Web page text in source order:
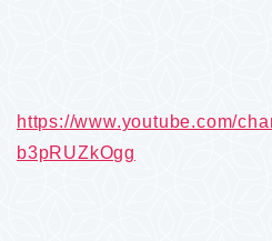
https://www.youtube.com/
b3pRUZkOgg